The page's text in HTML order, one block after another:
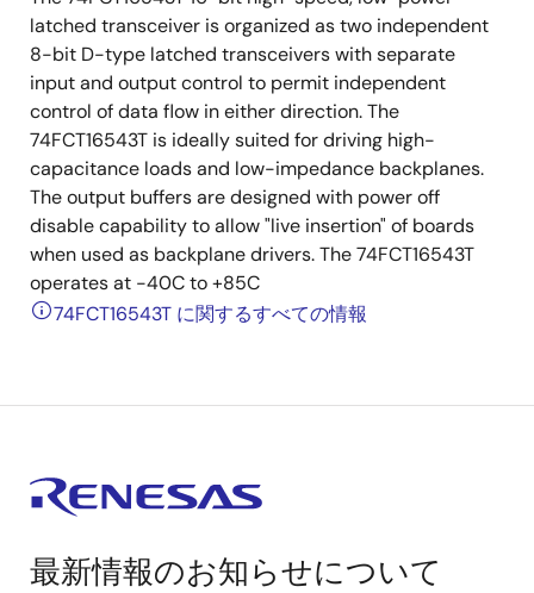
latched transceiver is organized as two independent
8-bit D-type latched transceivers with separate
input and output control to permit independent
control of data flow in either direction. The
74FCT16543T is ideally suited for driving high-
capacitance loads and low-impedance backplanes.
The output buffers are designed with power off
disable capability to allow "live insertion" of boards
when used as backplane drivers. The 74FCT16543T
operates at -40C to +85C
74FCT16543T に関するすべての情報
最新情報のお知らせについて